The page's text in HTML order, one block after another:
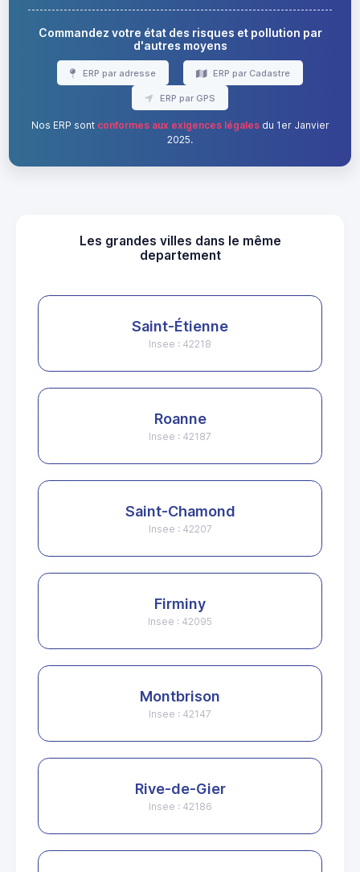
Commandez votre état des risques et pollution par
d'autres moyens
ERP par adresse ERP par Cadastre
ERP par GPS
Nos ERP sont conformes aux exigences légalesdu 1er Janvier
2025.
Les grandes villes dans le même
departement
Saint-Étienne
Insee : 42218
Roanne
Insee : 42187
Saint-Chamond
Insee : 42207
Firminy
Insee : 42095
Montbrison
Insee : 42147
Rive-de-Gier
Insee : 42186